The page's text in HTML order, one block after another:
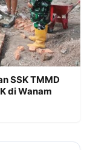
SSK TMMD
di Wanam